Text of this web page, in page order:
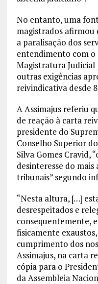
No entanto, uma
magistrados afirmou
a paralisação dos
entendimento com o
Magistratura
outras exigências
reivindicativa desde
A Assimajus referiu
de reação à carta
presidente do
Conselho Superior
Silva Gomes Cravid,
desinteresse do
tribunais” segundo
“Nesta altura, […]
desrespeitados e
consequentemente,
fisicamente
cumprimento dos
Assimajus, na carta
cópia para o
da Assembleia